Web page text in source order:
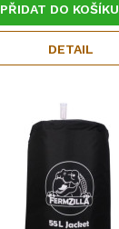
PŘIDAT DO KOŠÍKU
DETAIL